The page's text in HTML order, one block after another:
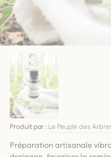
Produit par : Le Peuple des
Préparation artisanale